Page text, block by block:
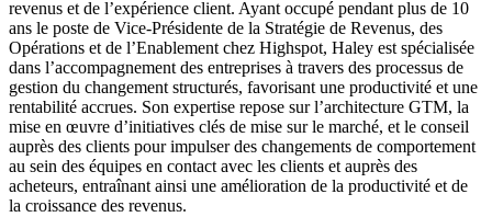
revenus et de l’expérience client. Ayant occupé pendant plus de 10
ans le poste de Vice-Présidente de la Stratégie de Revenus, des
Opérations et de l’Enablement chez Highspot, Haley est spécialisée
dans l’accompagnement des entreprises à travers des processus de
gestion du changement structurés, favorisant une productivité et une
rentabilité accrues. Son expertise repose sur l’architecture GTM, la
mise en œuvre d’initiatives clés de mise sur le marché, et le conseil
auprès des clients pour impulser des changements de comportement
au sein des équipes en contact avec les clients et auprès des
acheteurs, entraînant ainsi une amélioration de la productivité et de
la croissance des revenus.